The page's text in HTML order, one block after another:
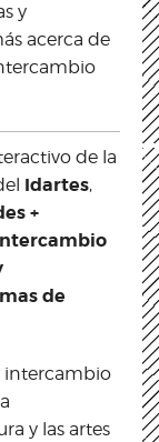
y
acerca de
de la
Idartes,
+
de
intercambio
y las artes